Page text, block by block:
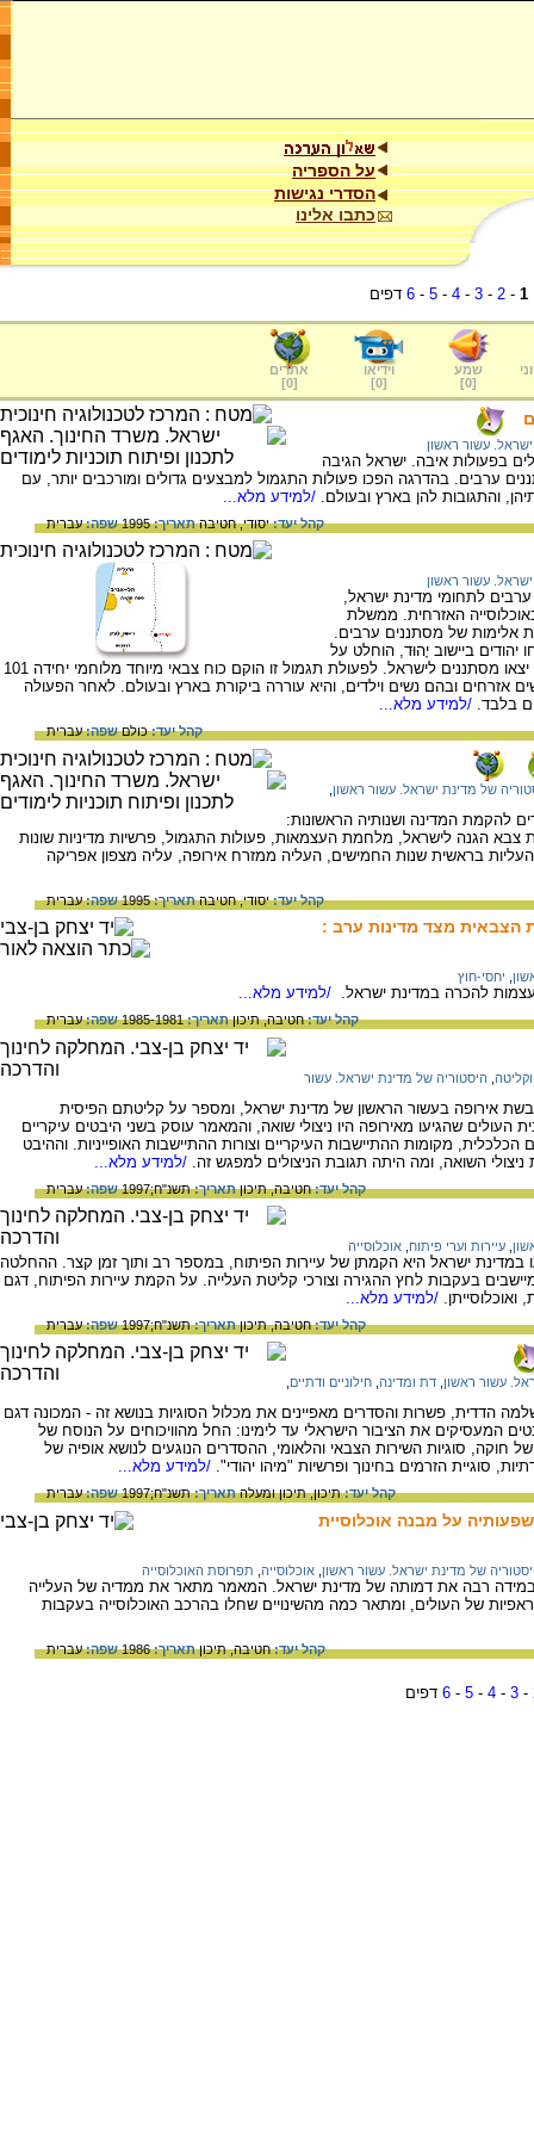
על הספריה
הסדרי נגישות
כתבו אלינו
1
-
2
-
3
-
4
-
5
-
6 דפים
שמע
[
0
]
וידיאו
[
0
]
אתרים
[
0
]
עשור ראשון
ישראלים בפעולות איבה. ישראל הגיבה
ערבים. בהדרגה הפכו פעולות התגמול למבצעים גדולים ומורכבים יותר, עם
והתגובות להן בארץ ובעולם. /למידע מלא...
קהל יעד:יסודי,חטיבהתאריך:1995 שפה:עברית
עשור ראשון
לתחומי מדינת ישראל,
האזרחית. ממשלת
אלימות של מסתננים ערבים.
רצחו יהודים ביישוב יָהוּד, הוחלט על
פעולת גמול כנגד ערביי הכפר קיבייה, שממנו יצאו מסתננים לישראל. לפעולת תגמול זו הוקם כוח צבאי מיוחד מלוחמי יחידה 101
אזרחים ובהם נשים וילדים, והיא עוררה ביקורת בארץ ובעולם. לאחר הפעולה
בלבד. /למידע מלא...
קהל יעד:כולםשפה:עברית
של מדינת ישראל. עשור ראשון
להקמת המדינה ושנותיה הראשונות:
הגנה לישראל, מלחמת העצמאות, פעולות התגמול, פרשיות מדיניות שונות
העליות בראשית שנות החמישים, העליה ממזרח אירופה, עליה מצפון אפריקה
קהל יעד:יסודי,חטיבהתאריך:1995 שפה:עברית
הצבאית מצד מדינות ערב :
יחסי-חוץ
להכרה במדינת ישראל. /למידע מלא...
קהל יעד:חטיבה,תיכוןתאריך:1985-1981 שפה:עברית
היסטוריה של מדינת ישראל. עשור
אירופה בעשור הראשון של מדינת ישראל, ומספר על קליטתם הפיסית
שהגיעו מאירופה היו ניצולי שואה, והמאמר עוסק בשני היבטים עיקריים
מקומות ההתיישבות העיקריים וצורות ההתיישבות האופייניות. וההיבט
השואה, ומה היתה תגובת הניצולים למפגש זה. /למידע מלא...
קהל יעד:חטיבה,תיכוןתאריך:תשנ"ח;1997 שפה:עברית
עיירות וערי פיתוח אוכלוסייה
ישראל היא הקמתן של עיירות הפיתוח, במספר רב ותוך זמן קצר. ההחלטה
בעקבות לחץ ההגירה וצורכי קליטת העלייה. על הקמת עיירות הפיתוח, דגם
/למידע מלא...
קהל יעד:חטיבה,תיכוןתאריך:תשנ"ח;1997 שפה:עברית
עשור ראשון דת ומדינה חילוניים ודתיים
הדדית, פשרות והסדרים מאפיינים את מכלול הסוגיות בנושא זה - המכונה דגם
המעסיקים את הציבור הישראלי עד לימינו: החל מהוויכוחים על הנוסח של
חוקה, סוגיות השירות הצבאי והלאומי, ההסדרים הנוגעים לנושא אופיה של
סוגיית הזרמים בחינוך ופרשיות "מיהו יהודי". /למידע מלא...
קהל יעד:תיכון,תיכון ומעלהתאריך:תשנ"ח;1997 שפה:עברית
על מבנה אוכלוסיית
של מדינת ישראל. עשור ראשון אוכלוסייה תפרוסת האוכלוסייה
בשנים 1948-1951, שינתה במידה רבה את דמותה של מדינת ישראל. המאמר מתאר את ממדיה של העלייה
של העולים, ומתאר כמה מהשינויים שחלו בהרכב האוכלוסייה בעקבות
קהל יעד:חטיבה,תיכוןתאריך:1986 שפה:עברית
-
3
-
4
-
5
-
6 דפים